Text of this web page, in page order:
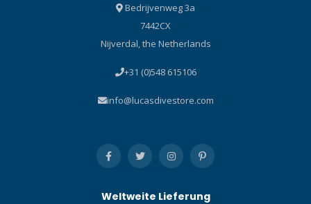
Bedrijvenweg 3a
7442CX
Nijverdal, the Netherlands
+31 (0)548 615106
info@lucasdivestore.com
Weltweite Lieferung